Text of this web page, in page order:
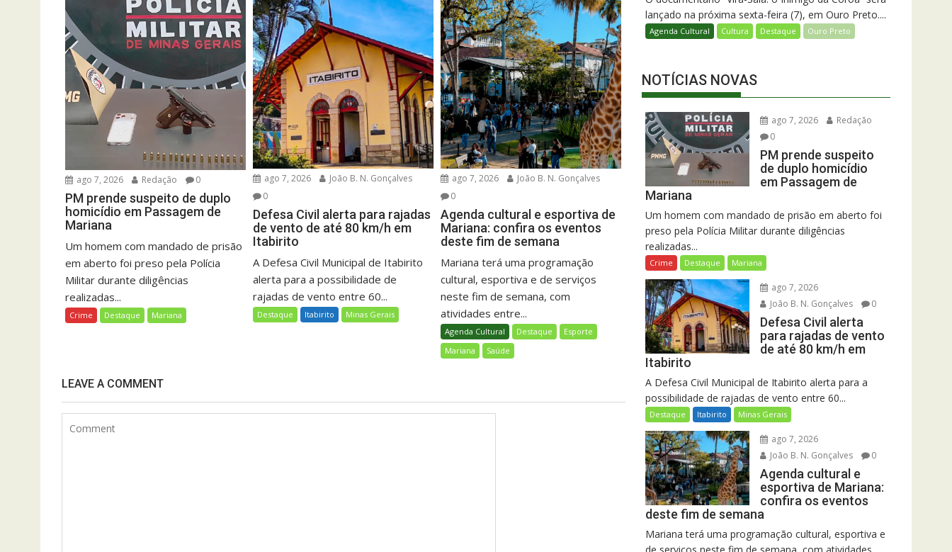
ago 7, 2026 Redação 0
PM prende suspeito de duplo
homicídio em Passagem de
Mariana
Um homem com mandado de prisão
em aberto foi preso pela Polícia
Militar durante diligências
realizadas...
Crime Destaque Mariana
ago 7, 2026
João B. N. Gonçalves
0
Defesa Civil alerta para rajadas
de vento de até 80 km/h em
Itabirito
A Defesa Civil Municipal de Itabirito
alerta para a possibilidade de
rajadas de vento entre 60...
Destaque Itabirito Minas Gerais
ago 7, 2026
João B. N. Gonçalves
0
Agenda cultural e esportiva de
Mariana: confira os eventos
deste fim de semana
Mariana terá uma programação
cultural, esportiva e de serviços
neste fim de semana, com
atividades entre...
Agenda Cultural Destaque
Esporte
Mariana
Saúde
LEAVE A COMMENT
lançado na próxima sexta-feira (7), em Ouro Preto....
Agenda Cultural Cultura Destaque Ouro Preto
NOTÍCIAS NOVAS
ago 7, 2026
Redação
0
PM prende suspeito
de duplo homicídio
em Passagem de
Mariana
Um homem com mandado de prisão em aberto foi
preso pela Polícia Militar durante diligências
realizadas...
Crime Destaque Mariana
ago 7, 2026
João B. N. Gonçalves
0
Defesa Civil alerta
para rajadas de vento
de até 80 km/h em
Itabirito
A Defesa Civil Municipal de Itabirito alerta para a
possibilidade de rajadas de vento entre 60...
Destaque Itabirito Minas Gerais
ago 7, 2026
João B. N. Gonçalves
0
Agenda cultural e
esportiva de Mariana:
confira os eventos
deste fim de semana
Mariana terá uma programação cultural, esportiva e